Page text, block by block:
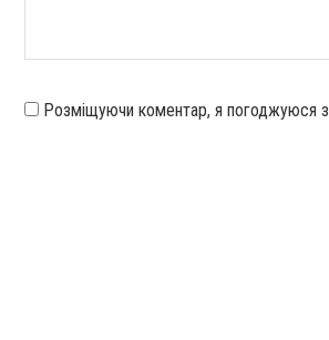
Розміщуючи коментар, я погоджуюся з